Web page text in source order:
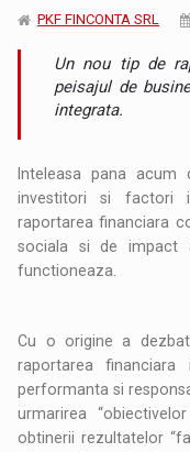
PKF FINCONTA SRL
Un nou tip de
peisajul de
integrata.
Inteleasa pana
investitori si factori
raportarea financiara
sociala si de impact
functioneaza.
Cu o origine a
raportarea
performanta si
urmarirea
obtinerii rezultatelor